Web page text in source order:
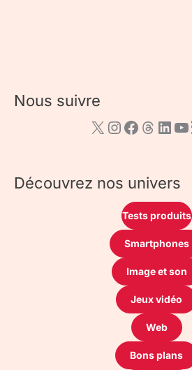
Nous suivre
Découvrez nos univers
Tests produits
Smartphones
Image et son
Jeux vidéo
Web
Bons plans